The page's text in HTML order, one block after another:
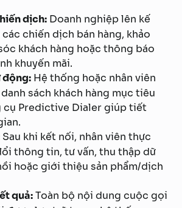
dịch: Doanh nghiệp lên kế
chiến dịch bán hàng, khảo
khách hàng hoặc thông báo
khuyến mãi.
động: Hệ thống hoặc nhân viên
sách khách hàng mục tiêu
cụ Predictive Dialer giúp tiết
Sau khi kết nối, nhân viên thực
thông tin, tư vấn, thu thập dữ
hoặc giới thiệu sản phẩm/dịch
quả:Toàn bộ nội dung cuộc gọi